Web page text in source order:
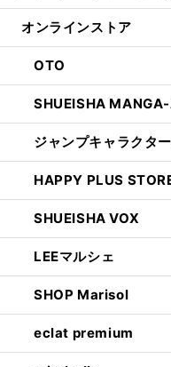
オンラインストア
OTO
SHUEISHA
ジャンプキャラクタ
HAPPY PLUS
SHUEISHA VOX
LEEマルシェ
SHOP Marisol
eclat premium